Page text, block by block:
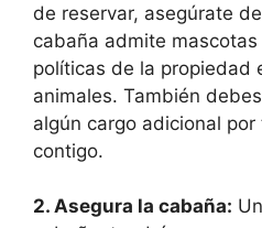
de reservar, asegúrate
cabaña admite
políticas de la propiedad
animales. También
algún cargo adicional
contigo.
2. Asegura la cabaña: